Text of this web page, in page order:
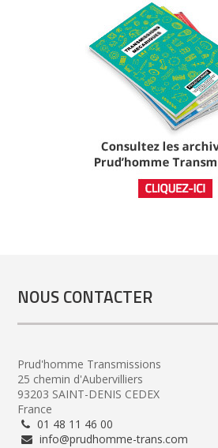
NOUS CONTACTER
Prud'homme Transmissions
25 chemin d'Aubervilliers
93203 SAINT-DENIS CEDEX
France
01 48 11 46 00
info@prudhomme-trans.com